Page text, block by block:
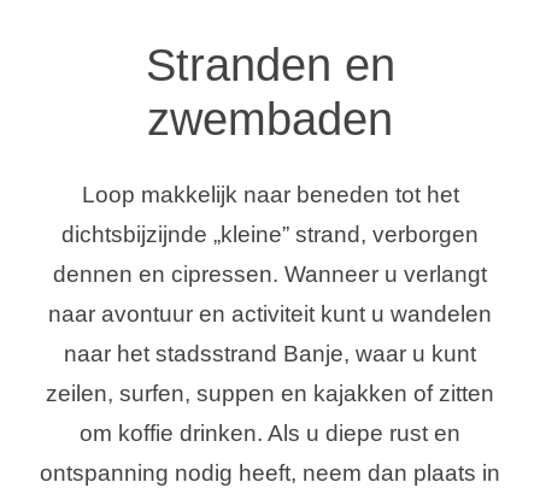
Stranden en
zwembaden
Loop makkelijk naar beneden tot het
dichtsbijzijnde „kleine” strand, verborgen
dennen en cipressen. Wanneer u verlangt
naar avontuur en activiteit kunt u wandelen
naar het stadsstrand Banje, waar u kunt
zeilen, surfen, suppen en kajakken of zitten
om koffie drinken. Als u diepe rust en
ontspanning nodig heeft, neem dan plaats in